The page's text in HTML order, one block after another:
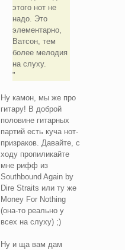
этого нот не
надо. Это
элементарно,
Ватсон, тем
более мелодия
на слуху.
Ну камон, мы же про
гитару! В доброй
половине гитарных
партий есть куча нот-
призраков. Давайте, с
ходу пропиликайте
мне рифф из
Southbound Again by
Dire Straits или ту же
Money For Nothing
(она-то реально у
всех на слуху) ;)
Ну и ща вам дам